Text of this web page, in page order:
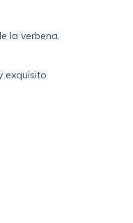
la verbena,
exquisito